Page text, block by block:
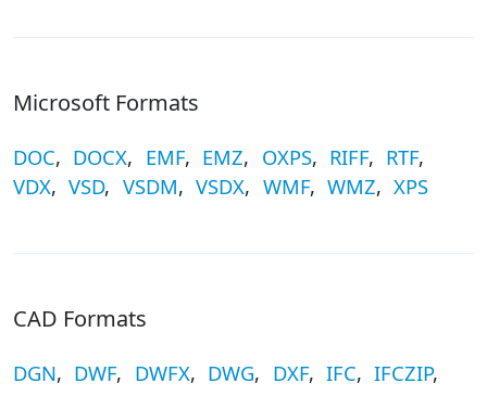
Microsoft Formats
DOC, DOCX, EMF, EMZ, OXPS, RIFF, RTF,
VDX,VSD, VSDM,VSDX, WMF,WMZ,XPS
CAD Formats
DGN, DWF, DWFX, DWG, DXF,IFC,IFCZIP,